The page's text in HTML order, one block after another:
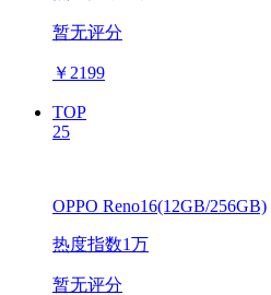
暂无评分
￥ 2199
TOP
25
OPPO Reno16(12GB/256GB)
热度指数1万
暂无评分